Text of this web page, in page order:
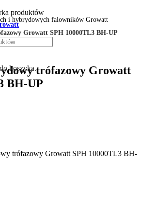
i hybrydowych falowników Growatt
produktów
koszyka.
Growatt SPH 10000TL3 BH-UP
trófazowy Growatt
BH-UP
trófazowy Growatt SPH 10000TL3 BH-